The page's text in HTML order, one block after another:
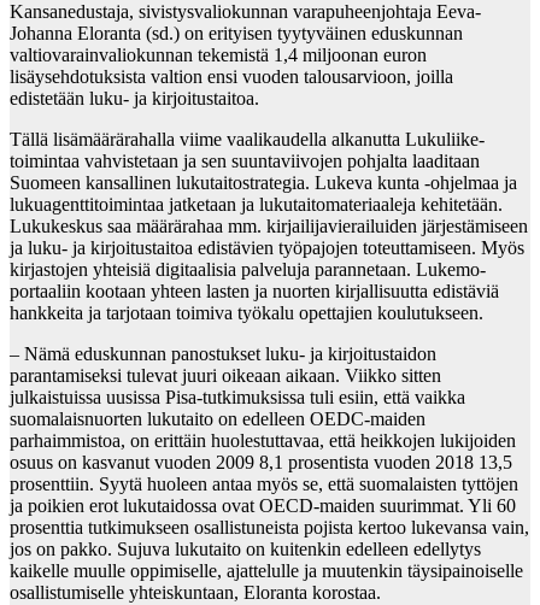
Kansanedustaja, sivistysvaliokunnan varapuheenjohtaja Eeva-
Johanna Eloranta (sd.) on erityisen tyytyväinen eduskunnan
valtiovarainvaliokunnan tekemistä 1,4 miljoonan euron
lisäysehdotuksista valtion ensi vuoden talousarvioon, joilla
edistetään luku- ja kirjoitustaitoa.
Tällä lisämäärärahalla viime vaalikaudella alkanutta Lukuliike-
toimintaa vahvistetaan ja sen suuntaviivojen pohjalta laaditaan
Suomeen kansallinen lukutaitostrategia. Lukeva kunta -ohjelmaa ja
lukuagenttitoimintaa jatketaan ja lukutaitomateriaaleja kehitetään.
Lukukeskus saa määrärahaa mm. kirjailijavierailuiden järjestämiseen
ja luku- ja kirjoitustaitoa edistävien työpajojen toteuttamiseen. Myös
kirjastojen yhteisiä digitaalisia palveluja parannetaan. Lukemo-
portaaliin kootaan yhteen lasten ja nuorten kirjallisuutta edistäviä
hankkeita ja tarjotaan toimiva työkalu opettajien koulutukseen.
– Nämä eduskunnan panostukset luku- ja kirjoitustaidon
parantamiseksi tulevat juuri oikeaan aikaan. Viikko sitten
julkaistuissa uusissa Pisa-tutkimuksissa tuli esiin, että vaikka
suomalaisnuorten lukutaito on edelleen OEDC-maiden
parhaimmistoa, on erittäin huolestuttavaa, että heikkojen lukijoiden
osuus on kasvanut vuoden 2009 8,1 prosentista vuoden 2018 13,5
prosenttiin. Syytä huoleen antaa myös se, että suomalaisten tyttöjen
ja poikien erot lukutaidossa ovat OECD-maiden suurimmat. Yli 60
prosenttia tutkimukseen osallistuneista pojista kertoo lukevansa vain,
jos on pakko. Sujuva lukutaito on kuitenkin edelleen edellytys
kaikelle muulle oppimiselle, ajattelulle ja muutenkin täysipainoiselle
osallistumiselle yhteiskuntaan, Eloranta korostaa.